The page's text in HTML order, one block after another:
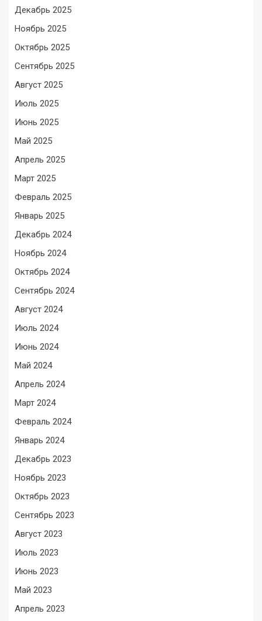
Декабрь 2025
Ноябрь 2025
Октябрь 2025
Сентябрь 2025
Август 2025
Июль 2025
Июнь 2025
Май 2025
Апрель 2025
Март 2025
Февраль 2025
Январь 2025
Декабрь 2024
Ноябрь 2024
Октябрь 2024
Сентябрь 2024
Август 2024
Июль 2024
Июнь 2024
Май 2024
Апрель 2024
Март 2024
Февраль 2024
Январь 2024
Декабрь 2023
Ноябрь 2023
Октябрь 2023
Сентябрь 2023
Август 2023
Июль 2023
Июнь 2023
Май 2023
Апрель 2023